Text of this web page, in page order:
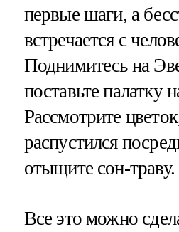
первые шаги, а
встречается с
Поднимитесь на
поставьте палатку
Рассмотрите
распустился
отыщите сон-траву.
Все это можно